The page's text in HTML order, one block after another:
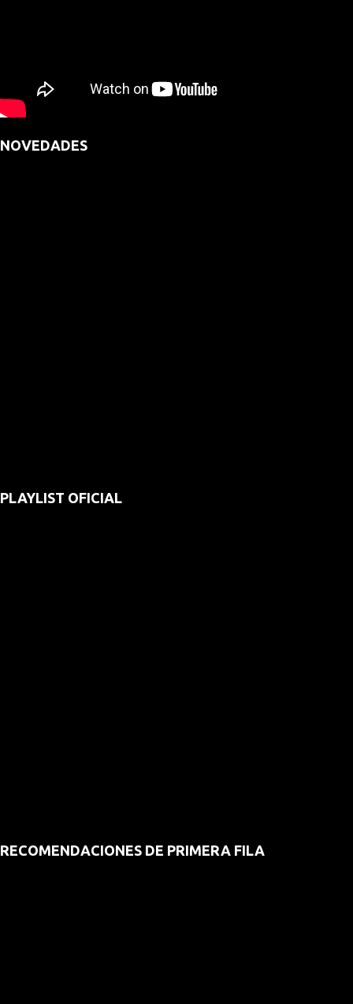
NOVEDADES
PLAYLIST OFICIAL
RECOMENDACIONES DE PRIMERA FILA